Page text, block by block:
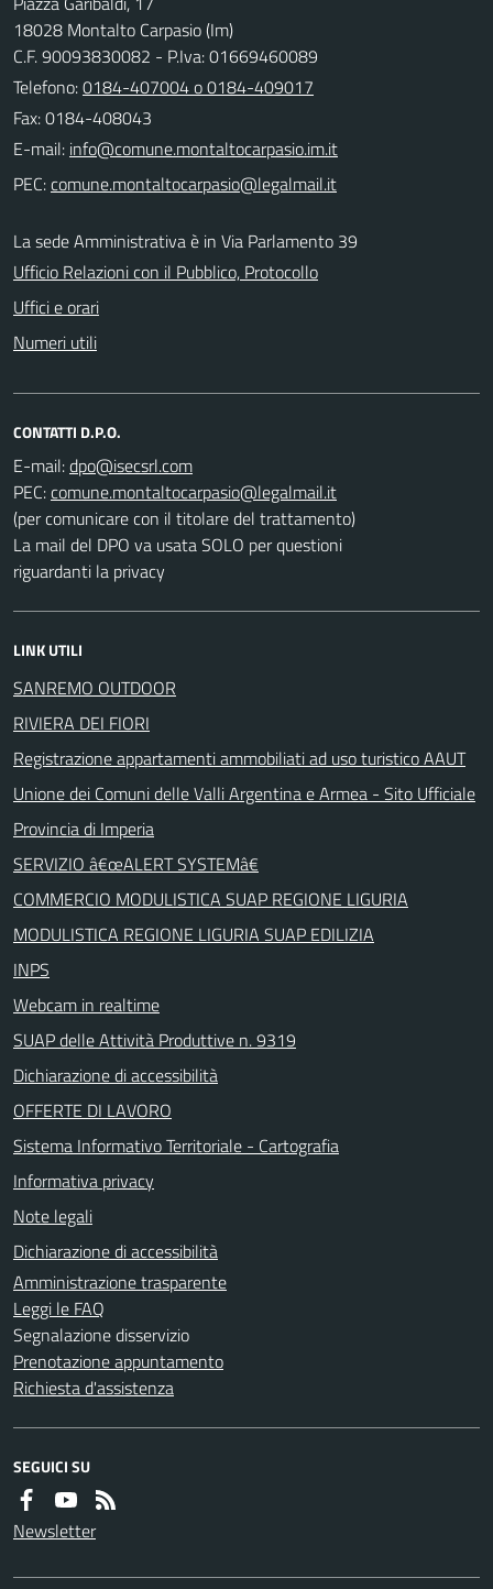
18028 Montalto Carpasio (Im)
C.F. 90093830082 - P.Iva: 01669460089
Telefono:0184-407004 o 0184-409017
Fax: 0184-408043
E-mail:
PEC:
La sede Amministrativa è in Via Parlamento 39
Ufficio Relazioni con il Pubblico, Protocollo
Uffici e orari
Numeri utili
CONTATTI D.P.O.
E-mail:
PEC:
(per comunicare con il titolare del trattamento)
La mail del DPO va usata SOLO per questioni
riguardanti la privacy
LINK UTILI
SANREMO OUTDOOR
RIVIERA DEI FIORI
Registrazione appartamenti ammobiliati ad uso turistico AAUT
Unione dei Comuni delle Valli Argentina e Armea - Sito Ufficiale
Provincia di Imperia
SERVIZIO â€œALERT SYSTEMâ€
COMMERCIO MODULISTICA SUAP REGIONE LIGURIA
MODULISTICA REGIONE LIGURIA SUAP EDILIZIA
INPS
Webcam in realtime
SUAP delle Attività Produttive n. 9319
Dichiarazione di accessibilità
OFFERTE DI LAVORO
Sistema Informativo Territoriale - Cartografia
Informativa privacy
Note legali
Dichiarazione di accessibilità
Amministrazione trasparente
Leggi le FAQ
Segnalazione disservizio
Prenotazione appuntamento
Richiesta d'assistenza
SEGUICI SU
Newsletter